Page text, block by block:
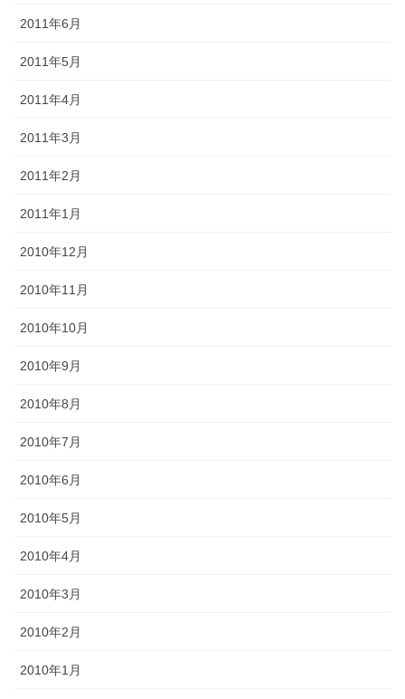
2011年6月
2011年5月
2011年4月
2011年3月
2011年2月
2011年1月
2010年12月
2010年11月
2010年10月
2010年9月
2010年8月
2010年7月
2010年6月
2010年5月
2010年4月
2010年3月
2010年2月
2010年1月